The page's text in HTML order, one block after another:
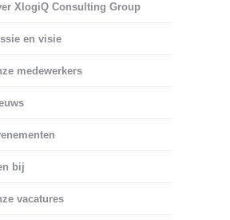
XlogiQ Consulting Group
en visie
medewerkers
bij
vacatures